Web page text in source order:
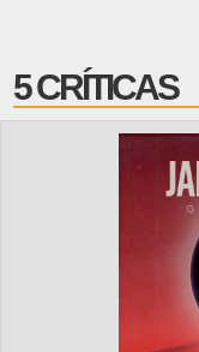
5 CRÍTICAS